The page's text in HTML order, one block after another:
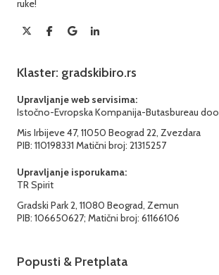
ruke!
Klaster: gradskibiro.rs
Upravljanje web servisima:
Istočno-Evropska Kompanija-Butasbureau doo
Mis Irbijeve 47, 11050 Beograd 22, Zvezdara
PIB: 110198331 Matični broj: 21315257
Upravljanje isporukama:
TR Spirit
Gradski Park 2, 11080 Beograd, Zemun
PIB: 106650627; Matični broj: 61166106
Popusti & Pretplata